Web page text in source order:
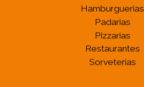
Hamburguerias
Padarias
Pizzarias
Restaurantes
Sorveterias